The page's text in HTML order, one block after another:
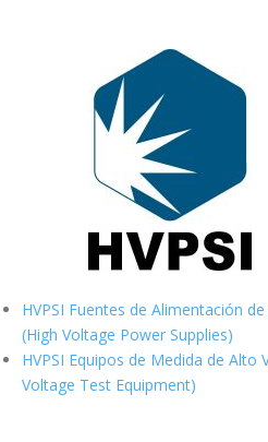
HVPSI Fuentes de Alimentación
(High Voltage Power Supplies)
HVPSI Equipos de Medida de Alto
Voltage Test Equipment)